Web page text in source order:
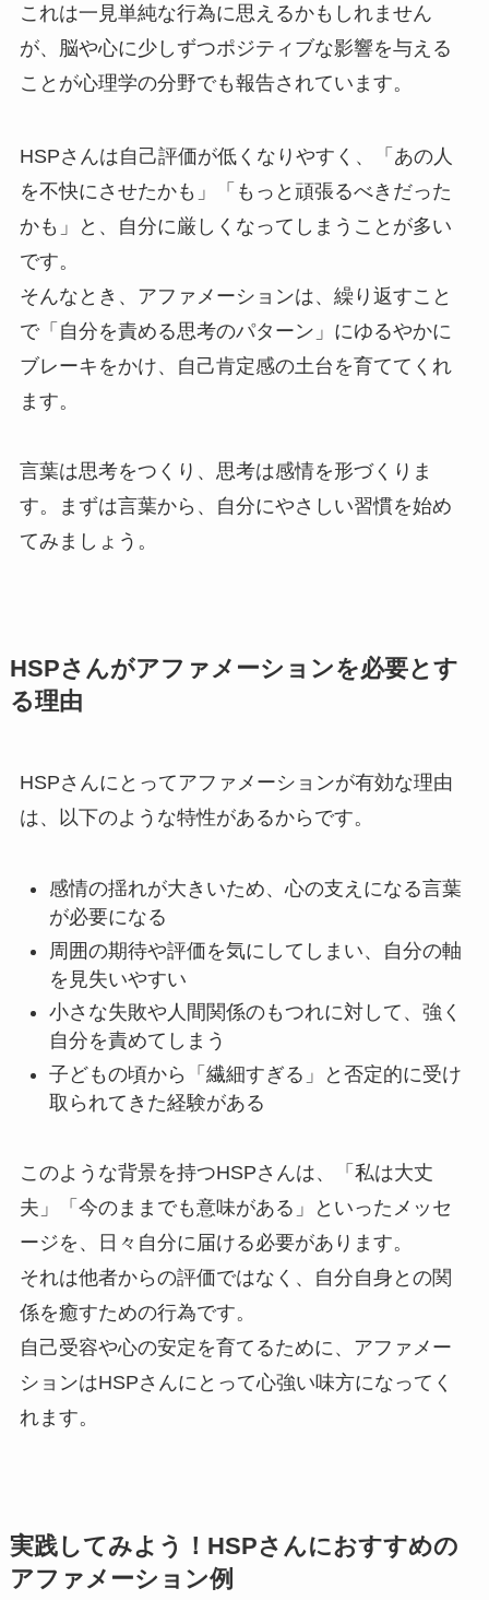
これは一見単純な行為に思えるかもしれません
が、脳や心に少しずつポジティブな影響を与える
ことが心理学の分野でも報告されています。
HSPさんは自己評価が低くなりやすく、「あの人
を不快にさせたかも」「もっと頑張るべきだった
かも」と、自分に厳しくなってしまうことが多い
です。
そんなとき、アファメーションは、繰り返すこと
で「自分を責める思考のパターン」にゆるやかに
ブレーキをかけ、自己肯定感の土台を育ててくれ
ます。
言葉は思考をつくり、思考は感情を形づくりま
す。まずは言葉から、自分にやさしい習慣を始め
てみましょう。
HSPさんがアファメーションを必要とす
る理由
HSPさんにとってアファメーションが有効な理由
は、以下のような特性があるからです。
感情の揺れが大きいため、心の支えになる言葉
が必要になる
周囲の期待や評価を気にしてしまい、自分の軸
を見失いやすい
小さな失敗や人間関係のもつれに対して、強く
自分を責めてしまう
子どもの頃から「繊細すぎる」と否定的に受け
取られてきた経験がある
このような背景を持つHSPさんは、「私は大丈
夫」「今のままでも意味がある」といったメッセ
ージを、日々自分に届ける必要があります。
それは他者からの評価ではなく、自分自身との関
係を癒すための行為です。
自己受容や心の安定を育てるために、アファメー
ションはHSPさんにとって心強い味方になってく
れます。
実践してみよう！HSPさんにおすすめの
アファメーション例